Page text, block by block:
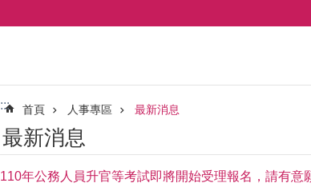
::: 首頁 人事專區 最新消息
最新消息
110年公務人員升官等考試即將開始受理報名，請有意